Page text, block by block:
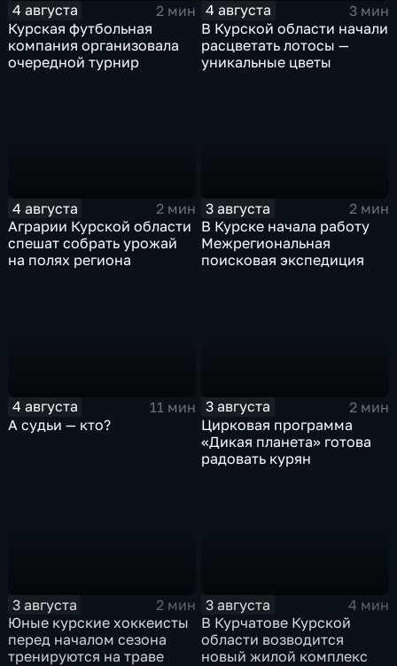
4 августа
2 мин
Курская футбольная
компания организовала
очередной турнир
4 августа
3 мин
В Курской области начали
расцветать лотосы —
уникальные цветы
4 августа
2 мин
Аграрии Курской области
спешат собрать урожай
на полях региона
3 августа
2 мин
В Курске начала работу
Межрегиональная
поисковая экспедиция
4 августа
11 мин
А судьи — кто?
3 августа
2 мин
Цирковая программа
«Дикая планета» готова
радовать курян
3 августа
2 мин
Юные курские хоккеисты
перед началом сезона
тренируются на траве
3 августа
4 мин
В Курчатове Курской
области возводится
новый жилой комплекс